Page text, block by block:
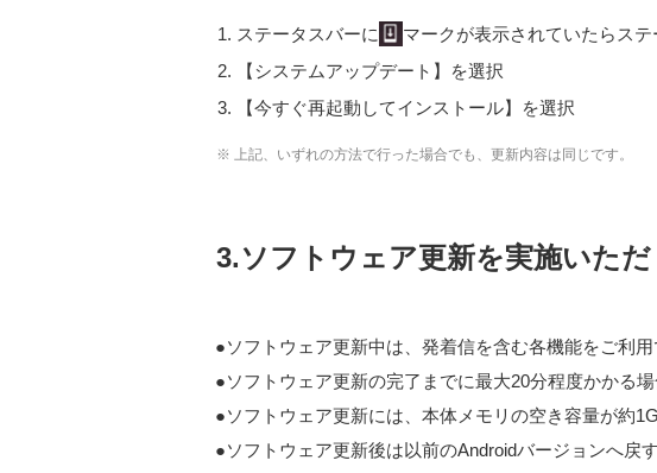
ステータスバーに
マークが表示されていたらス
【システムアップデート】を選択
【今すぐ再起動してインストール】を選択
※ 上記、いずれの方法で行った場合でも、更新内容は同じです。
3.ソフトウェア更新を実施いた
ソフトウェア更新中は、発着信を含む各機能をご利
ソフトウェア更新の完了までに最大20分程度かかる場
ソフトウェア更新には、本体メモリの空き容量が約
ソフトウェア更新後は以前のAndroidバージョンへ戻